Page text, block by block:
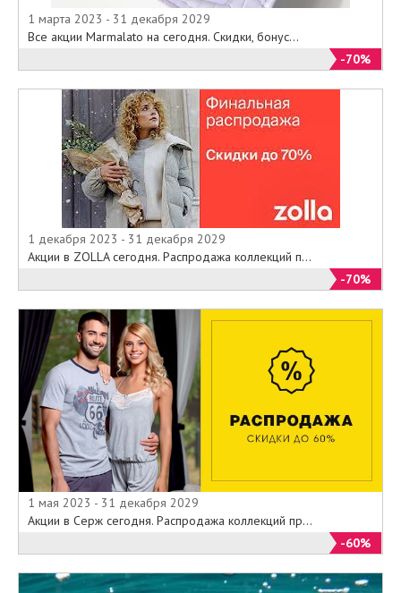
1 марта 2023 - 31 декабря 2029
Все акции Marmalato на сегодня. Скидки, бонус...
-70%
1 декабря 2023 - 31 декабря 2029
Акции в ZOLLA сегодня. Распродажа коллекций п...
-70%
1 мая 2023 - 31 декабря 2029
Акции в Серж сегодня. Распродажа коллекций пр...
-60%